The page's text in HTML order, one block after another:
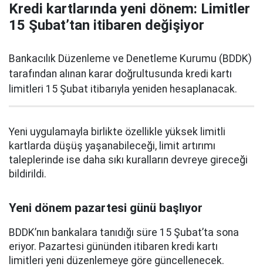
Kredi kartlarında yeni dönem: Limitler
15 Şubat’tan itibaren değişiyor
Bankacılık Düzenleme ve Denetleme Kurumu (BDDK)
tarafından alınan karar doğrultusunda kredi kartı
limitleri 15 Şubat itibarıyla yeniden hesaplanacak.
Yeni uygulamayla birlikte özellikle yüksek limitli
kartlarda düşüş yaşanabileceği, limit artırımı
taleplerinde ise daha sıkı kuralların devreye gireceği
bildirildi.
Yeni dönem pazartesi günü başlıyor
BDDK’nın bankalara tanıdığı süre 15 Şubat’ta sona
eriyor. Pazartesi gününden itibaren kredi kartı
limitleri yeni düzenlemeye göre güncellenecek.